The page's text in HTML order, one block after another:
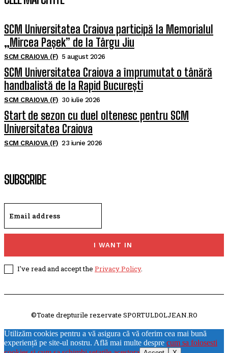
SCM Universitatea Craiova participă la Memorialul
„Mircea Pașek” de la Târgu Jiu
SCM CRAIOVA (F) 5 august 2026
SCM Universitatea Craiova a împrumutat o tânără
handbalistă de la Rapid București
SCM CRAIOVA (F) 30 iulie 2026
Start de sezon cu duel oltenesc pentru SCM
Universitatea Craiova
SCM CRAIOVA (F) 23 iunie 2026
SUBSCRIBE
I WANT IN
I've read and accept the Privacy Policy.
©Toate drepturile rezervate SPORTULDOLJEAN.RO
Utilizăm cookies pentru a vă asigura că vă oferim cea mai bună
experiență pe site-ul nostru. Află mai multe despre cum sa folosesti